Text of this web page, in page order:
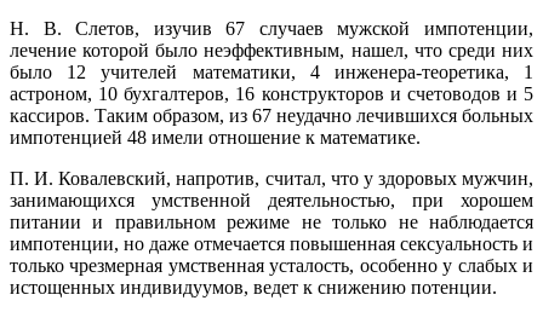
Н. В. Слетов, изучив 67 случаев мужской импотенции,
лечение которой было неэффективным, нашел, что среди них
было 12 учителей математики, 4 инженера-теоретика, 1
астроном, 10 бухгалтеров, 16 конструкторов и счетоводов и 5
кассиров. Таким образом, из 67 неудачно лечившихся больных
импотенцией 48 имели отношение к математике.
П. И. Ковалевский, напротив, считал, что у здоровых мужчин,
занимающихся умственной деятельностью, при хорошем
питании и правильном режиме не только не наблюдается
импотенции, но даже отмечается повышенная сексуальность и
только чрезмерная умственная усталость, особенно у слабых и
истощенных индивидуумов, ведет к снижению потенции.